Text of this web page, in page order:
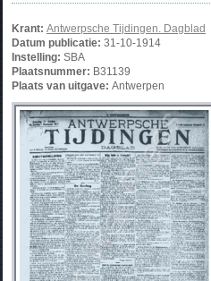
Krant: Antwerpsche Tijdingen. Dagblad
Datum publicatie: 31-10-1914
Instelling: SBA
Plaatsnummer: B31139
Plaats van uitgave: Antwerpen